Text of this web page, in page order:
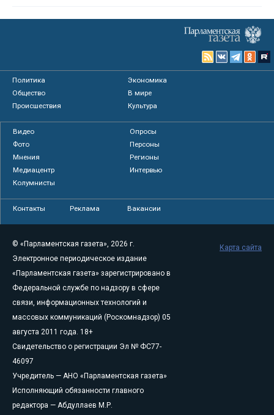
Политика
Экономика
Общество
В мире
Происшествия
Культура
Видео
Опросы
Фото
Персоны
Мнения
Регионы
Медиацентр
Интервью
Колумнисты
Контакты Реклама Вакансии
© «Парламентская газета», 2026 г.
Электронное периодическое издание
«Парламентская газета» зарегистрировано в
Федеральной службе по надзору в сфере
связи, информационных технологий и
массовых коммуникаций (Роскомнадзор) 05
августа 2011 года. 18+
Свидетельство о регистрации Эл № ФС77-
46097
Учредитель — АНО «Парламентская газета»
Исполняющий обязанности главного
редактора — Абдуллаев М.Р.
Карта сайта